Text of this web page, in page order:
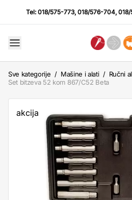
Tel:018/575-773,018/576-704,
Sve kategorije / Mašine i alati / Ručni
Set bitzeva 52 kom 867/C52 Beta
akcija